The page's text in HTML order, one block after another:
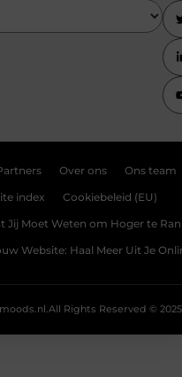
Over ons Ons team
index Cookiebeleid (EU)
Jij Moet Weten om Hoger te
Website: Haal Meer Uit Je
All Rights Reserved © 2025